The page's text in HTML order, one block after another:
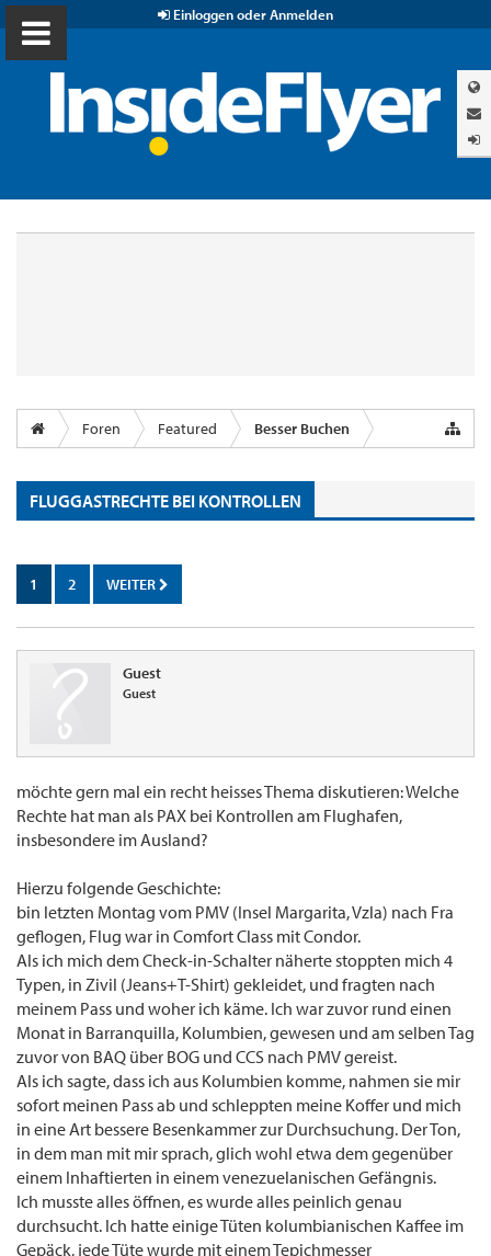
Einloggen oder Anmelden
Foren Featured Besser Buchen
FLUGGASTRECHTE BEI KONTROLLEN
1 2 WEITER
Guest
Guest
möchte gern mal ein recht heisses Thema diskutieren: Welche
Rechte hat man als PAX bei Kontrollen am Flughafen,
insbesondere im Ausland?
Hierzu folgende Geschichte:
bin letzten Montag vom PMV (Insel Margarita, Vzla) nach Fra
geflogen, Flug war in Comfort Class mit Condor.
Als ich mich dem Check-in-Schalter näherte stoppten mich 4
Typen, in Zivil (Jeans+T-Shirt) gekleidet, und fragten nach
meinem Pass und woher ich käme. Ich war zuvor rund einen
Monat in Barranquilla, Kolumbien, gewesen und am selben Tag
zuvor von BAQ über BOG und CCS nach PMV gereist.
Als ich sagte, dass ich aus Kolumbien komme, nahmen sie mir
sofort meinen Pass ab und schleppten meine Koffer und mich
in eine Art bessere Besenkammer zur Durchsuchung. Der Ton,
in dem man mit mir sprach, glich wohl etwa dem gegenüber
einem Inhaftierten in einem venezuelanischen Gefängnis.
Ich musste alles öffnen, es wurde alles peinlich genau
durchsucht. Ich hatte einige Tüten kolumbianischen Kaffee im
Gepäck, jede Tüte wurde mit einem Tepichmesser